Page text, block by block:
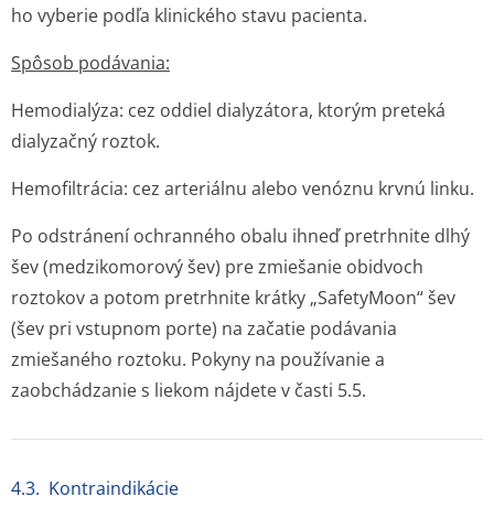
ho vyberie podľa klinického stavu pacienta.
Spôsob podávania:
Hemodialýza: cez oddiel dialyzátora, ktorým preteká
dialyzačný roztok.
Hemofiltrácia: cez arteriálnu alebo venóznu krvnú linku.
Po odstránení ochranného obalu ihneď pretrhnite dlhý
šev (medzikomorový šev) pre zmiešanie obidvoch
roztokov a potom pretrhnite krátky „SafetyMoon“ šev
(šev pri vstupnom porte) na začatie podávania
zmiešaného roztoku. Pokyny na používanie a
zaobchádzanie s liekom nájdete v časti 5.5.
4.3. Kontraindikácie